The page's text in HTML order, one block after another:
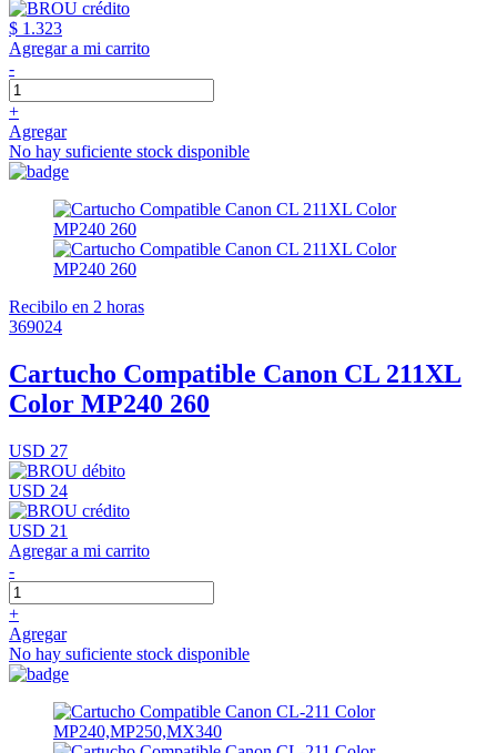
$ 1.323
Agregar a mi carrito
-
+
Agregar
No hay suficiente stock disponible
Recibilo en 2 horas
369024
Cartucho Compatible Canon CL 211XL
Color MP240 260
USD 27
USD 24
USD 21
Agregar a mi carrito
-
+
Agregar
No hay suficiente stock disponible